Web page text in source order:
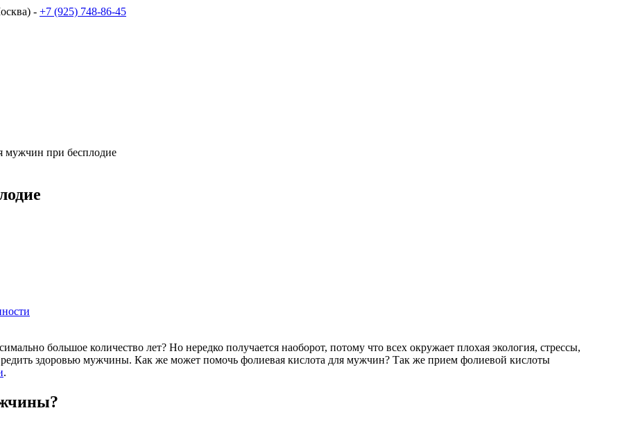
- +7 (925) 748-86-45
мужчин при бесплодие
большое количество лет? Но нередко получается наоборот, потому что всех окружает плохая экология, стрессы,
здоровью мужчины. Как же может помочь фолиевая кислота для мужчин? Так же прием фолиевой кислоты
.